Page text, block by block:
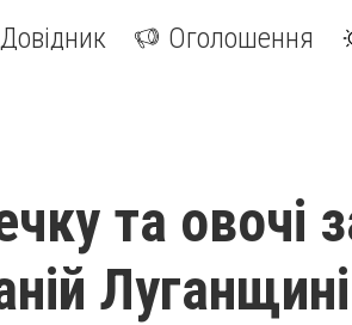
Довідник Оголошення
та
Луганщині